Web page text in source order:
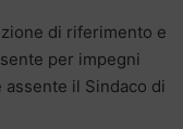
di riferimento e
per impegni
il Sindaco di